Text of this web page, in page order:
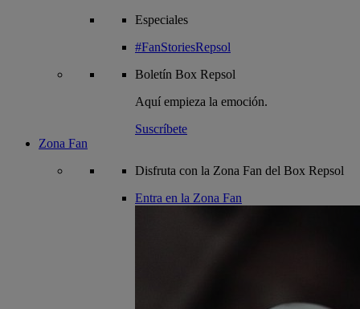
Especiales
#FanStoriesRepsol
Boletín Box Repsol
Aquí empieza la emoción.
Suscríbete
Zona Fan
Disfruta con la Zona Fan del Box Repsol
Entra en la Zona Fan